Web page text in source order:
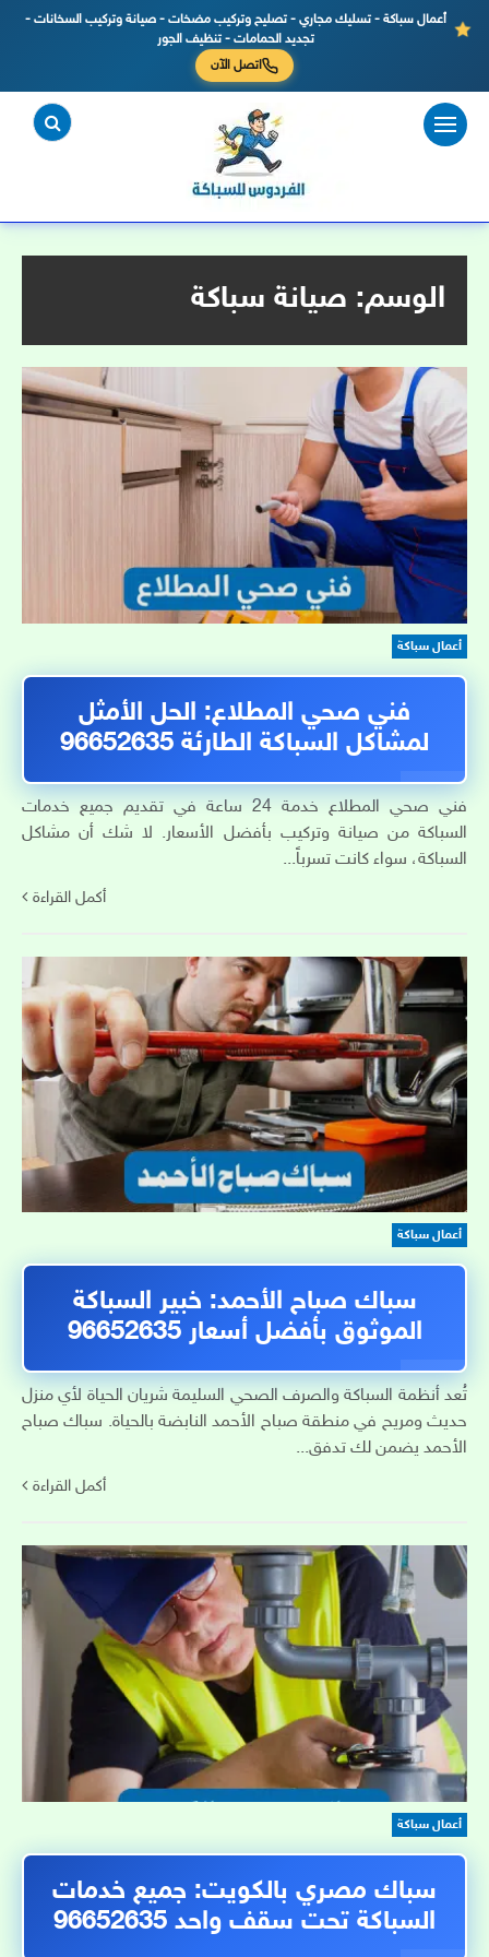
أعمال سباكة - تسليك مجاري - تصليح وتركيب مضخات - صيانة وتركيب السخانات -
تجديد الحمامات - تنظيف الجور
اتصل الآن
التجاوز
المحتوى
الوسم: صيانة سباكة
أعمال سباكة
فني صحي المطلاع: الحل الأمثل
لمشاكل السباكة الطارئة 96652635
فني صحي المطلاع خدمة 24 ساعة في تقديم جميع خدمات
السباكة من صيانة وتركيب بأفضل الأسعار. لا شك أن مشاكل
السباكة، سواء كانت تسرباً...
أكمل القراءة
أعمال سباكة
سباك صباح الأحمد: خبير السباكة
الموثوق بأفضل أسعار 96652635
تُعد أنظمة السباكة والصرف الصحي السليمة شريان الحياة لأي منزل
حديث ومريح في منطقة صباح الأحمد النابضة بالحياة. سباك صباح
الأحمد يضمن لك تدفق...
أكمل القراءة
أعمال سباكة
سباك مصري بالكويت: جميع خدمات
السباكة تحت سقف واحد 96652635